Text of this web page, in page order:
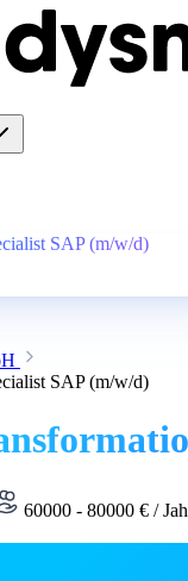
SAP (m/w/d)
SAP (m/w/d)
60000 - 80000 € /